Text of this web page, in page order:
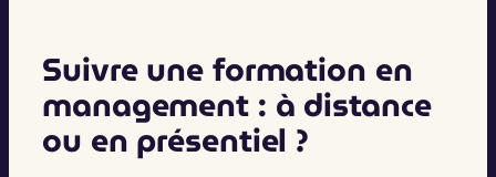
Suivre une formation en
management : à distance
ou en présentiel ?